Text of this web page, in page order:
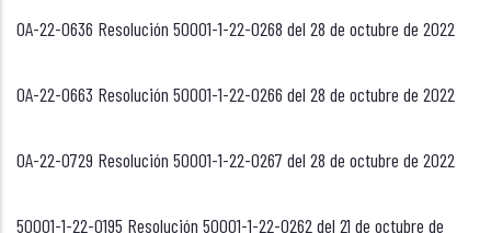
OA-22-0636 Resolución 50001-1-22-0268 del 28 de octubre de 2022
OA-22-0663 Resolución 50001-1-22-0266 del 28 de octubre de 2022
OA-22-0729 Resolución 50001-1-22-0267 del 28 de octubre de 2022
50001-1-22-0195 Resolución 50001-1-22-0262 del 21 de octubre de